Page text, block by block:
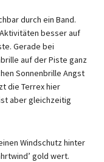
durch ein Band.
besser auf
Gerade bei
auf der Piste ganz
Sonnenbrille Angst
die Terrex hier
aber gleichzeitig
Windschutz hinter
gold wert.